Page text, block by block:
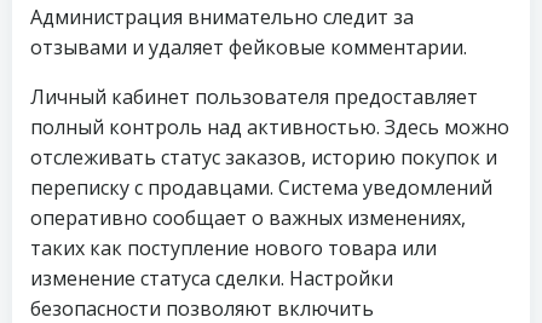
Администрация внимательно следит за
отзывами и удаляет фейковые комментарии.
Личный кабинет пользователя предоставляет
полный контроль над активностью. Здесь можно
отслеживать статус заказов, историю покупок и
переписку с продавцами. Система уведомлений
оперативно сообщает о важных изменениях,
таких как поступление нового товара или
изменение статуса сделки. Настройки
безопасности позволяют включить